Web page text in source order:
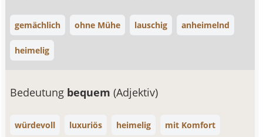
gemächlich ohne Mühe lauschig anheimelnd
heimelig
Bedeutung bequem(Adjektiv)
würdevoll luxuriös heimelig mit Komfort